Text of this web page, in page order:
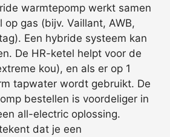
warmtepomp werkt samen
op gas (bijv. Vaillant, AWB,
Een hybride systeem kan
De HR-ketel helpt voor de
kou), en als er op 1
tapwater wordt gebruikt. De
bestellen is voordeliger in
all-electric oplossing.
dat je een